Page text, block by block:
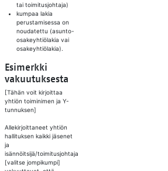
tai toimitusjohtaja)
kumpaa lakia
perustamisessa on
noudatettu (asunto-
osakeyhtiölakia vai
osakeyhtiölakia).
Esimerkki
vakuutuksesta
[Tähän voit kirjoittaa
yhtiön toiminimen ja Y-
tunnuksen]
Allekirjoittaneet yhtiön
hallituksen kaikki jäsenet
ja
isännöitsijä/toimitusjohtaja
[valitse jompikumpi]